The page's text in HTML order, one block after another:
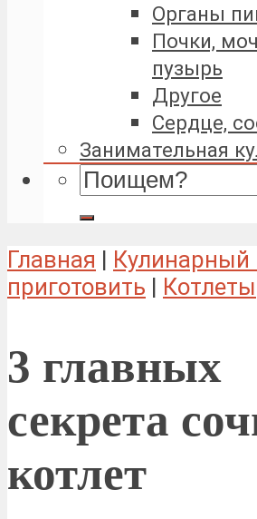
Органы
Почки,
пузырь
Другое
Сердце,
Занимательная
Главная | Кулинарный
приготовить | Котлеты
3 главных
секрета
котлет